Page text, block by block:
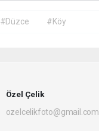
#Düzce #Köy
Özel Çelik
ozelcelikfoto@gmail.com